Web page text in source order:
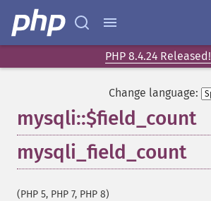
PHP 8.4.24 Released!
Change language:
mysqli::$field_count
mysqli_field_count
(PHP 5, PHP 7, PHP 8)